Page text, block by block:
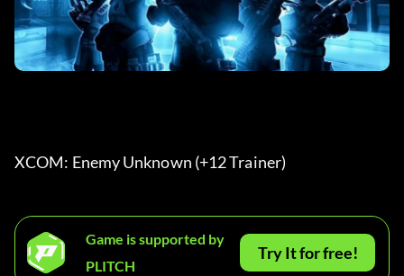
XCOM: Enemy Unknown (+12 Trainer)
Game is supported by
PLITCH
Try It for free!